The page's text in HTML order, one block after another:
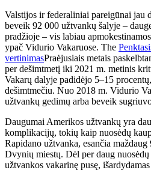
Valstijos ir federaliniai pareigūnai jau
beveik 92 000 užtvankų šalyje –
pradžioje – vis labiau
ypač Vidurio Vakaruose. The
vertinimasPraėjusiais metais
per dešimtmetį iki 2021 m. metinis
Vakarų dalyje padidėjo 5–15
dešimtmečiu. Nuo 2018 m. Vidurio
užtvankų gedimų arba beveik
Daugumai Amerikos užtvankų yra
komplikacijų, tokių kaip nuosėdų
Rapidano užtvanka, esančia
Dvynių miestų. Dėl per daug
užtvankos vakarinę pusę,